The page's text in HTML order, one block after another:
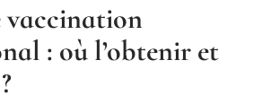
vaccination
: où l’obtenir et